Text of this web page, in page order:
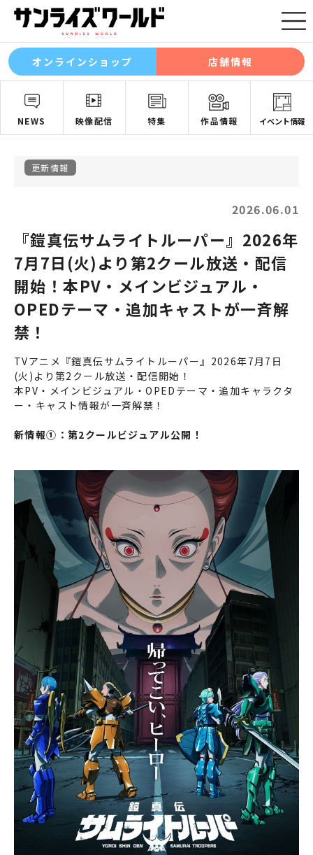
オンラインショップ 店舗情報
NEWS 映像配信 特集 作品情報 イベント情報
更新情報
2026.06.01
『鎧真伝サムライトルーパー』2026年
7月7日(火)より第2クール放送・配信
開始！本PV・メインビジュアル・
OPEDテーマ・追加キャストが一斉解
禁！
TVアニメ『鎧真伝サムライトルーパー』2026年7月7日
(火)より第2クール放送・配信開始！
本PV・メインビジュアル・OPEDテーマ・追加キャラクタ
ー・キャスト情報が一斉解禁！
新情報①：第2クールビジュアル公開！